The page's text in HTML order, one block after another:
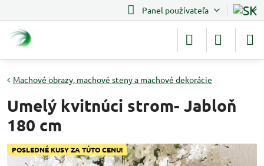
Panel používateľa
POSLEDNÉ KUSY ZA TÚTO CENU!
Machové obrazy, machové steny a machové dekorácie
Umelý kvitnúci strom- Jabloň
180 cm